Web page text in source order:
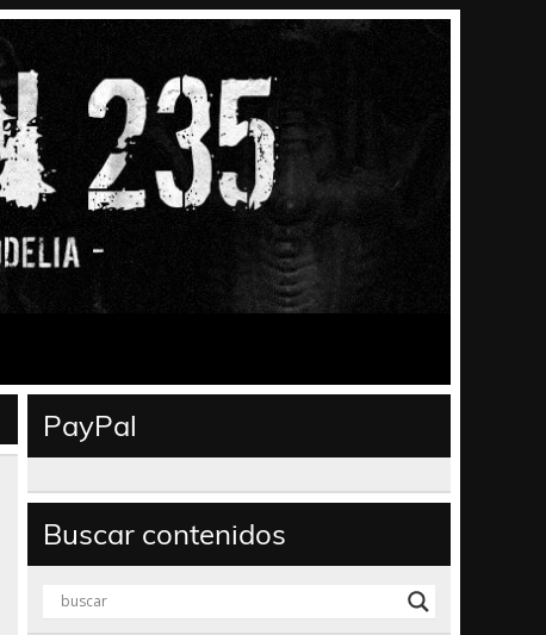
PayPal
Buscar contenidos